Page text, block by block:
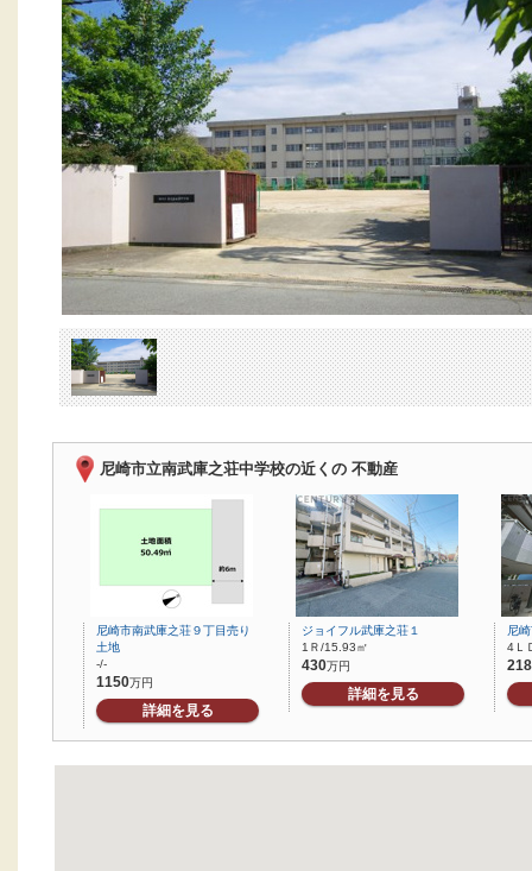
尼崎市立南武庫之荘中学校の近くの 不動産
尼崎市南武庫之荘９丁目売り
土地
-/-
1150万円
詳細を見る
ジョイフル武庫之荘１
1Ｒ/15.93㎡
430万円
詳細を見る
尼
4Ｌ